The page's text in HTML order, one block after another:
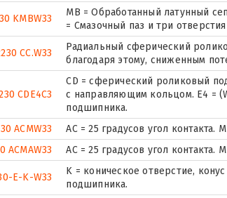
KMBW33
MB = Обработанный латунный
= Смазочный паз и три
CC.W33
Радиальный сферический
благодаря этому, сниженным
CDE4C3
CD = сферический роликовый
с направляющим кольцом. E4 =
подшипника.
ACMW33
AC = 25 градусов угол контакта.
ACMAW33
AC = 25 градусов угол контакта.
E-K-W33
K = коническое отверстие,
подшипника.